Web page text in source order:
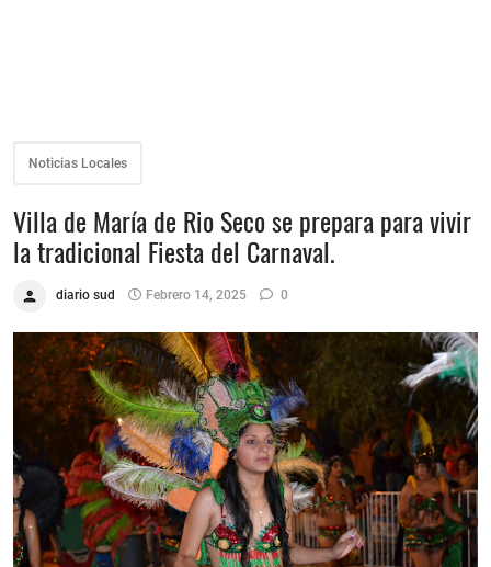
Noticias Locales
Villa de María de Rio Seco se prepara para vivir
la tradicional Fiesta del Carnaval.
diario sud Febrero 14, 2025 0